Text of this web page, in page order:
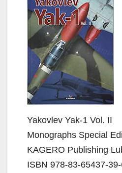
Yakovlev Yak-1 Vol. II
Monographs Special
KAGERO Publishing
ISBN 978-83-65437-